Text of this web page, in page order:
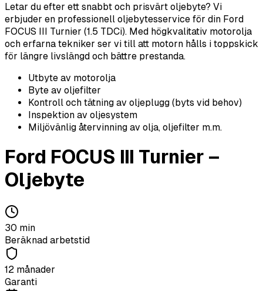
Letar du efter ett snabbt och prisvärt oljebyte? Vi
erbjuder en professionell oljebytesservice för din Ford
FOCUS III Turnier (1.5 TDCi). Med högkvalitativ motorolja
och erfarna tekniker ser vi till att motorn hålls i toppskick
för längre livslängd och bättre prestanda.
Utbyte av motorolja
Byte av oljefilter
Kontroll och tätning av oljeplugg (byts vid behov)
Inspektion av oljesystem
Miljövänlig återvinning av olja, oljefilter m.m.
Ford FOCUS III Turnier –
Oljebyte
30 min
Beräknad arbetstid
12 månader
Garanti